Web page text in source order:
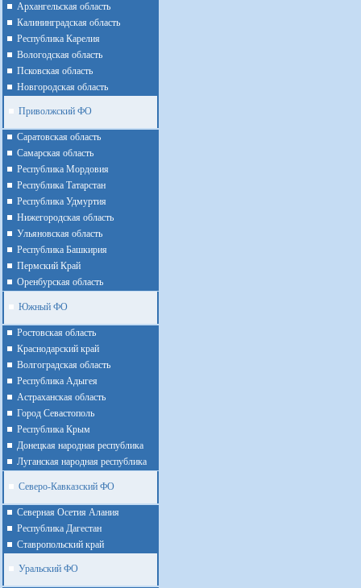
Архангельская область
Калининградская область
Республика Карелия
Вологодская область
Псковская область
Новгородская область
Приволжский ФО
Cаратовская область
Cамарская область
Республика Мордовия
Республика Татарстан
Республика Удмуртия
Нижегородская область
Ульяновская область
Республика Башкирия
Пермский Край
Оренбурская область
Южный ФО
Ростовская область
Краснодарский край
Волгоградская область
Республика Адыгея
Астраханская область
Город Севастополь
Республика Крым
Донецкая народная республика
Луганская народная республика
Северо-Кавказский ФО
Северная Осетия Алания
Республика Дагестан
Ставропольский край
Уральский ФО